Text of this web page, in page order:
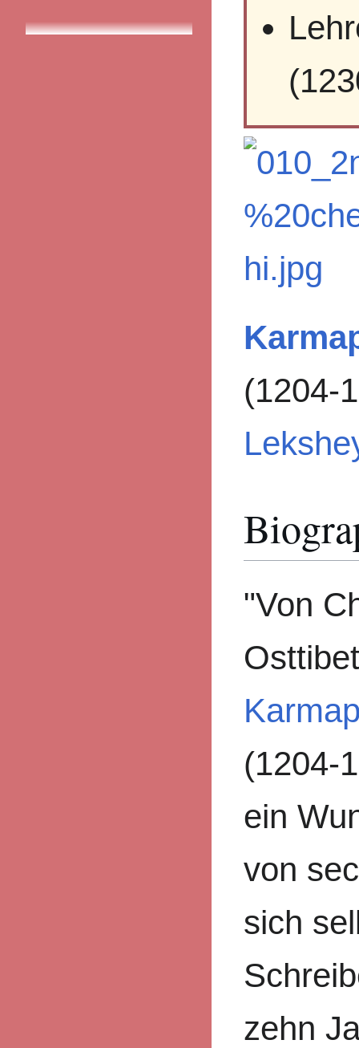
(1204-
"Von
(1204-
ein
von
sich
zehn